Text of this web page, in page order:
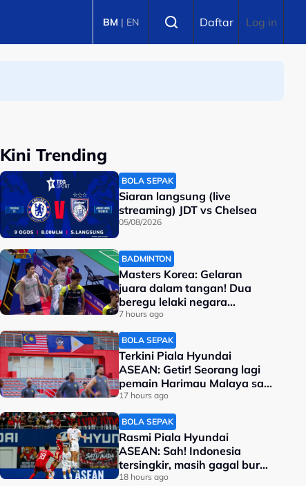
BM | EN Daftar Log in
Kini Trending
BOLA SEPAK
Siaran langsung (live
streaming) JDT vs Chelsea
05/08/2026
BADMINTON
Masters Korea: Gelaran
juara dalam tangan! Dua
beregu lelaki negara
berentap di final
7 hours ago
BOLA SEPAK
Terkini Piala Hyundai
ASEAN: Getir! Seorang lagi
pemain Harimau Malaya sah
terkeluar
17 hours ago
BOLA SEPAK
Rasmi Piala Hyundai
ASEAN: Sah! Indonesia
tersingkir, masih gagal buru
kejuaraan
18 hours ago